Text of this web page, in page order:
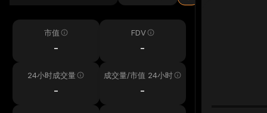
市值
-
FDV
-
24小时成交量
-
成交量/市值 24小时
-